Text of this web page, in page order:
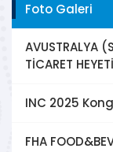
Foto Galeri
AVUSTRALYA
TİCARET
INC 2025
FHA